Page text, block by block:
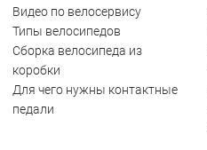
Видео по велосервису
Типы велосипедов
Сборка велосипеда из
коробки
Для чего нужны контактные
педали